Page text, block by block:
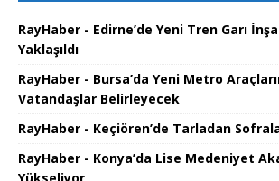
RayHaber - Edirne’de Yeni Tren Garı
Yaklaşıldı
RayHaber - Bursa’da Yeni Metro
Vatandaşlar Belirleyecek
RayHaber - Keçiören’de Tarladan
RayHaber - Konya’da Lise Medeniyet